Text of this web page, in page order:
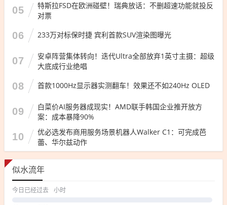
05
特斯拉FSD在欧洲碰壁！瑞典放话：不删超速功能就投反
对票
06 233万对标保时捷 宾利首款SUV渲染图曝光
07
安卓阵营集体转向！迭代Ultra全部放弃1英寸主摄：超级
大底成行业绝唱
08 首款1000Hz显示器实测翻车！效果还不如240Hz OLED
09
白菜价AI服务器成现实！AMD联手韩国企业推开放方
案：成本暴降90%
10
优必选发布商用服务场景机器人Walker C1：可完成芭
蕾、华尔兹动作
似水流年
今日已经过去 小时